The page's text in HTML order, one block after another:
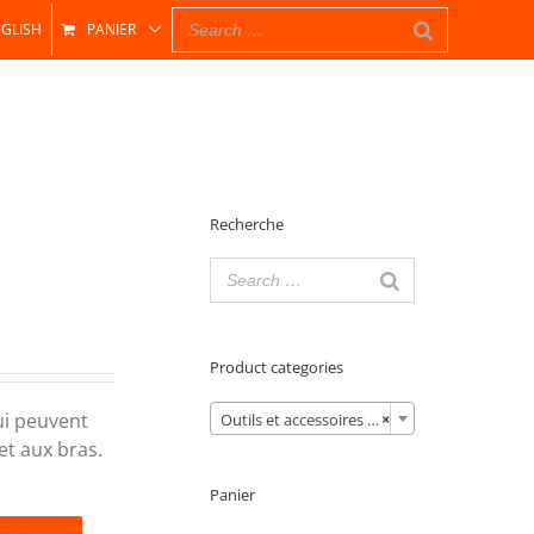
PANIER
peuvent
aux bras.
Recherche
Product categories
×
Outils et accessoires (61)
Panier